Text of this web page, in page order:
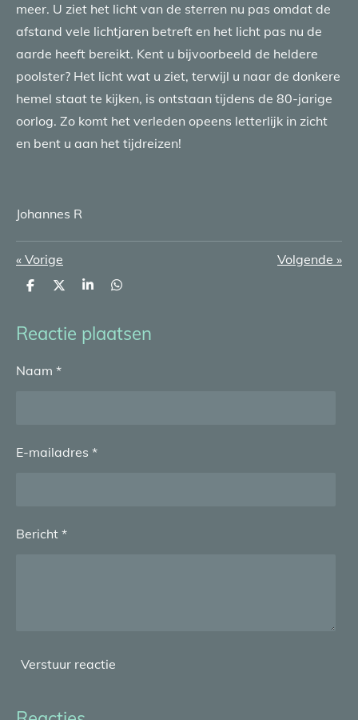
meer. U ziet het licht van de sterren nu pas omdat de
afstand vele lichtjaren betreft en het licht pas nu de
aarde heeft bereikt. Kent u bijvoorbeeld de heldere
poolster? Het licht wat u ziet, terwijl u naar de donkere
hemel staat te kijken, is ontstaan tijdens de 80-jarige
oorlog. Zo komt het verleden opeens letterlijk in zicht
en bent u aan het tijdreizen!
Johannes R
« Vorige Volgende »
D
e
n
D
l
S
r
e
D
e
n
Reactie plaatsen
Naam *
E-mailadres *
Bericht *
Verstuur reactie